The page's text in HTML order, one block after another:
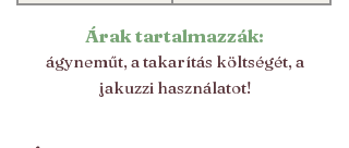
Árak tartalmazzák:
ágyneműt, a takarítás költségét, a
jakuzzi használatot!